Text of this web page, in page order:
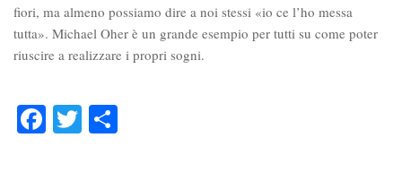
fiori, ma almeno possiamo dire a noi stessi «io ce l’ho messa
tutta». Michael Oher è un grande esempio per tutti su come poter
riuscire a realizzare i propri sogni.
FacebookTwitter